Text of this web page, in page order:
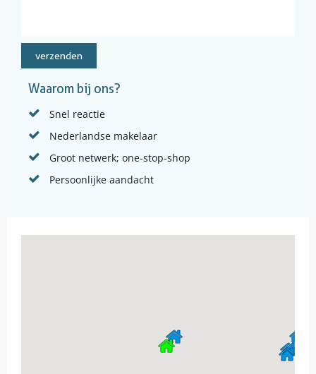
verzenden
Waarom bij ons?
Snel reactie
Nederlandse makelaar
Groot netwerk; one-stop-shop
Persoonlijke aandacht